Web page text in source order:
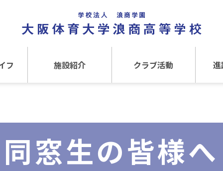
フ 施設紹介 クラブ活動
文化クラブ
内
同窓生の皆様へ